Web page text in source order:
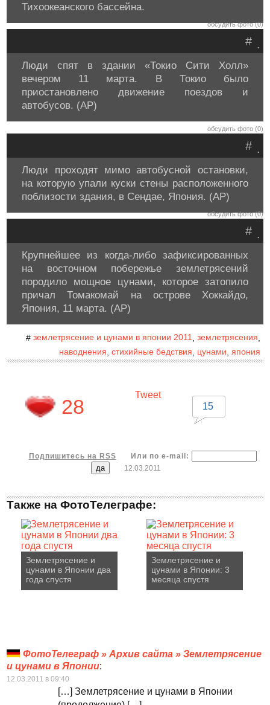
Тихоокеанского бассейна.
обсудить фото (0)
.
#
Люди спят в здании «Токио Сити Холл»
вечером 11 марта. В Токио было
приостановлено движение поездов и
автобусов. (AP)
обсудить фото (0)
.
#
Люди проходят мимо автобусной остановки,
на которую упали куски стены расположенного
поблизости здания, в Сендае, Япония. (AP)
обсудить фото (0)
.
#
Крупнейшее из когда-либо зафиксированных
на восточном побережье землетрясений
породило мощное цунами, которое затопило
причал Томакомай на острове Хоккайдо,
Япония, 11 марта. (AP)
# землетрясение и цунами в японии 2011 землетрясения
наводнения стихийные бедствия цунами япония
28
Tweet
15
Подпишитесь на RSS
Или по e-mail:
12.03.2011
Также на ФотоТелеграфе:
Землетрясение и
цунами в Японии два
года спустя
Землетрясение и
цунами в Японии: 3
месяца спустя
ФотоТелеграф » Архив сайта » Землетрясение
и цунами в Японии:
12.03.2011 в 09:40
[…] Землетрясение и цунами в Японии